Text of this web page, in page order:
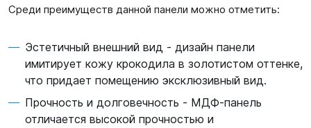
Среди преимуществ данной панели можно отметить:
Эстетичный внешний вид - дизайн панели
имитирует кожу крокодила в золотистом оттенке,
что придает помещению эксклюзивный вид.
Прочность и долговечность - МДФ-панель
отличается высокой прочностью и